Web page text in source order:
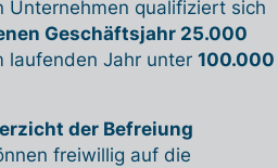
Unternehmen qualifiziert sich
Geschäftsjahr 25.000
laufenden Jahr unter 100.000
der Befreiung
freiwillig auf die